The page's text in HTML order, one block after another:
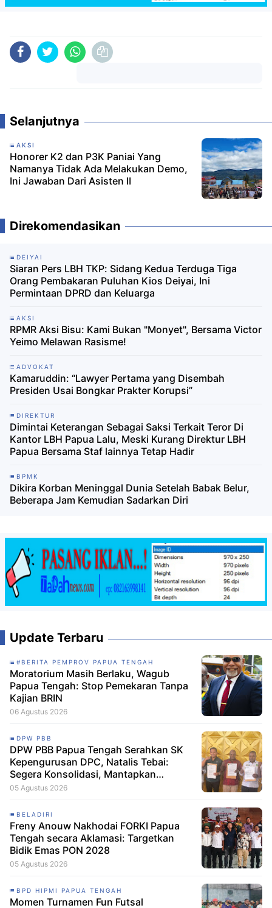
Selanjutnya
AKSI
Honorer K2 dan P3K Paniai Yang
Namanya Tidak Ada Melakukan Demo,
Ini Jawaban Dari Asisten II
Direkomendasikan
DEIYAI
Siaran Pers LBH TKP: Sidang Kedua Terduga Tiga
Orang Pembakaran Puluhan Kios Deiyai, Ini
Permintaan DPRD dan Keluarga
AKSI
RPMR Aksi Bisu: Kami Bukan "Monyet", Bersama Victor
Yeimo Melawan Rasisme!
ADVOKAT
Kamaruddin: “Lawyer Pertama yang Disembah
Presiden Usai Bongkar Prakter Korupsi”
DIREKTUR
Dimintai Keterangan Sebagai Saksi Terkait Teror Di
Kantor LBH Papua Lalu, Meski Kurang Direktur LBH
Papua Bersama Staf lainnya Tetap Hadir
BPMK
Dikira Korban Meninggal Dunia Setelah Babak Belur,
Beberapa Jam Kemudian Sadarkan Diri
Update Terbaru
#BERITA PEMPROV PAPUA TENGAH
Moratorium Masih Berlaku, Wagub
Papua Tengah: Stop Pemekaran Tanpa
Kajian BRIN
06 Agustus 2026
DPW PBB
DPW PBB Papua Tengah Serahkan SK
Kepengurusan DPC, Natalis Tebai:
Segera Konsolidasi, Mantapkan
Langkah Verifikasi, untuk 'Maju' 2029
05 Agustus 2026
BELADIRI
Freny Anouw Nakhodai FORKI Papua
Tengah secara Aklamasi: Targetkan
Bidik Emas PON 2028
05 Agustus 2026
BPD HIPMI PAPUA TENGAH
Momen Turnamen Fun Futsal